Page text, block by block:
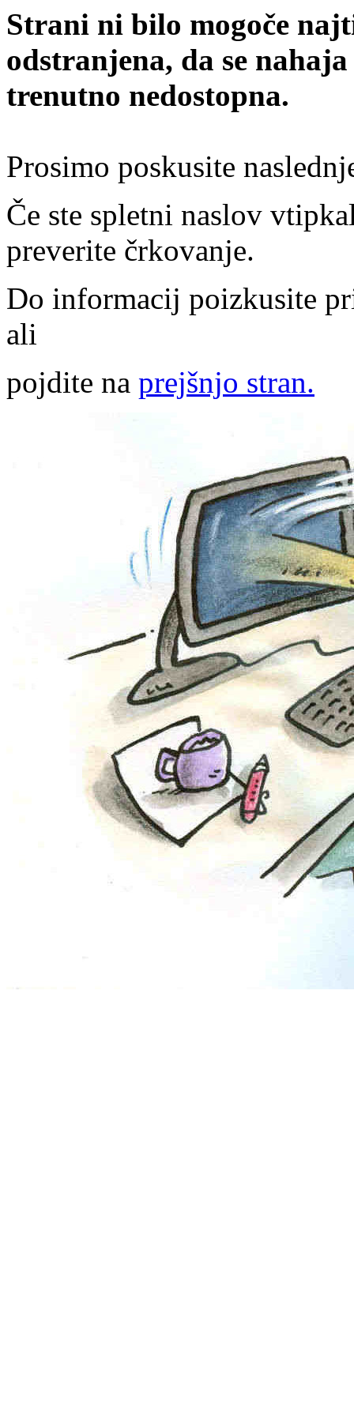
Strani ni bilo mogoče
odstranjena, da se
trenutno nedostopna.
Prosimo poskusite
Če ste spletni naslov
preverite črkovanje.
Do informacij poizkusite
ali
pojdite na prejšnjo stran.